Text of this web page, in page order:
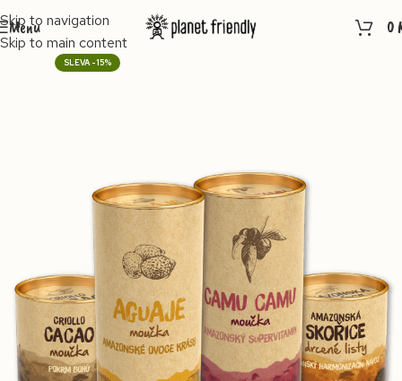
Skip to navigation
Skip to main content
Menu 0
-15%